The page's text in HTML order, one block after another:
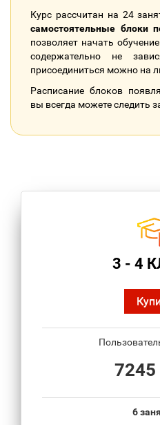
Курс рассчитан на 24
самостоятельные блоки
позволяет начать
содержательно не
присоединиться можно на
Расписание блоков
вы всегда можете следить
3 - 4
7245
6